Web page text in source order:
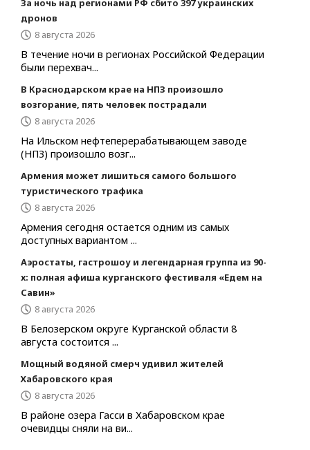
дронов
8 августа 2026
В течение ночи в регионах Российской Федерации
были перехвач...
В Краснодарском крае на НПЗ произошло
возгорание, пять человек пострадали
8 августа 2026
На Ильском нефтеперерабатывающем заводе
(НПЗ) произошло возг...
Армения может лишиться самого большого
туристического трафика
8 августа 2026
Армения сегодня остается одним из самых
доступных вариантом ...
Аэростаты, гастрошоу и легендарная группа из 90-
х: полная афиша курганского фестиваля «Едем на
Савин»
8 августа 2026
В Белозерском округе Курганской области 8
августа состоится ...
Мощный водяной смерч удивил жителей
Хабаровского края
8 августа 2026
В районе озера Гасси в Хабаровском крае
очевидцы сняли на ви...